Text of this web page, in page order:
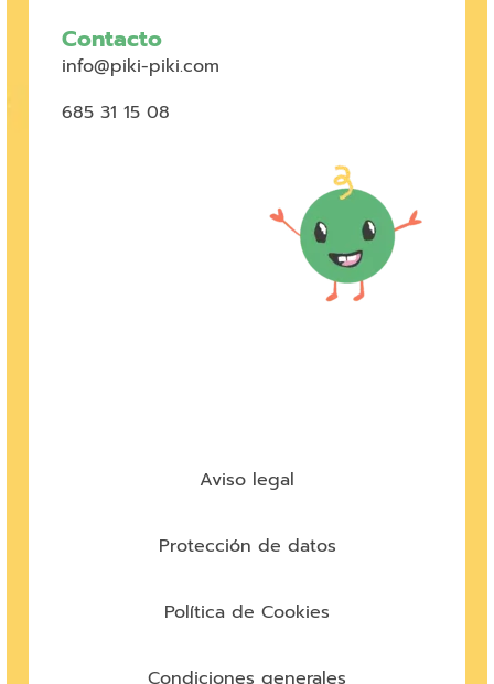
Contacto
info@piki-piki.com
685 31 15 08
Aviso legal
Protección de datos
Política de Cookies
Condiciones generales